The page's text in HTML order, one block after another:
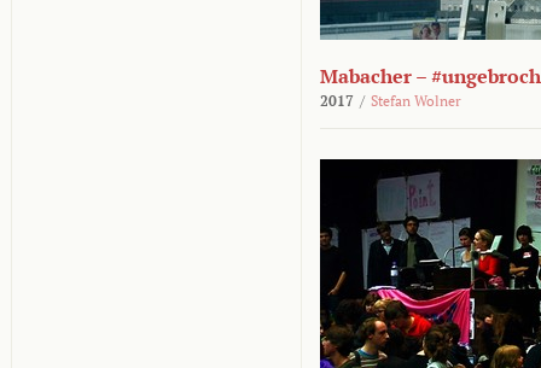
Mabacher –
2017 / Stefan Wolner